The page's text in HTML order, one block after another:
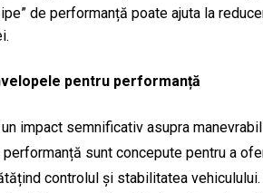
de performanță poate ajuta la
pentru performanță
impact semnificativ asupra
sunt concepute pentru a
controlul și stabilitatea